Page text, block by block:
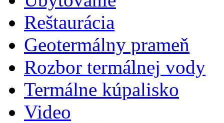
Reštaurácia
Geotermálny prameň
Rozbor termálnej vody
Termálne kúpalisko
Video